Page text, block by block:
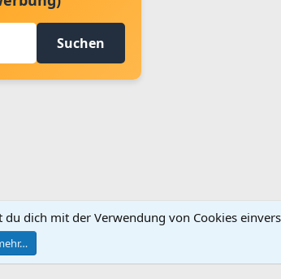
Suchen
aufnehmen Bedingungen und Regeln
XenForo Ltd.
dich mit der Verwendung von Cookies